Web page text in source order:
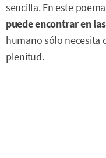
sencilla. En este
puede encontrar en
humano sólo necesita
plenitud.